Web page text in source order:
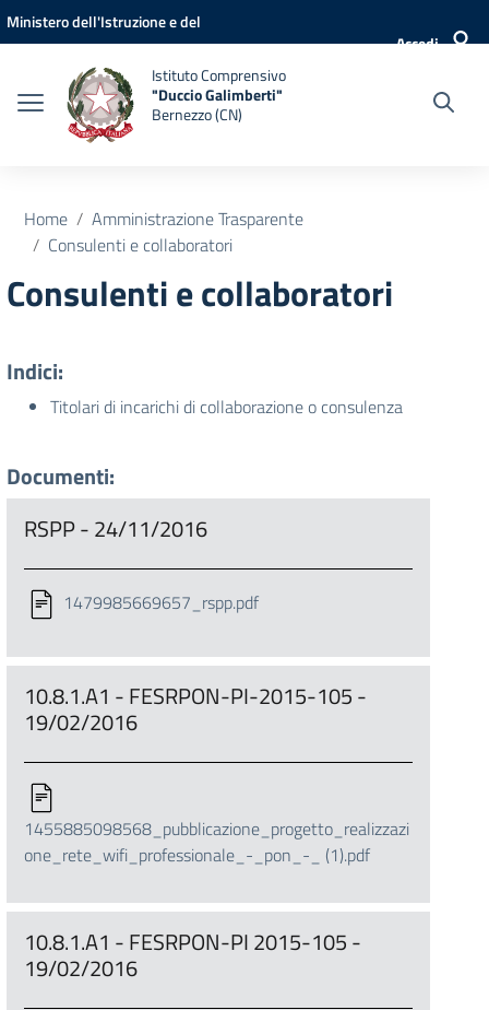
Vai ai contenuti
Vai al menu di navigazione
Vai al footer
Ministero dell'Istruzione e del
Accedi
Istituto Comprensivo
"Duccio Galimberti"
Bernezzo (CN)
Home
Amministrazione Trasparente
Consulenti e collaboratori
Consulenti e collaboratori
Indici:
Titolari di incarichi di collaborazione o consulenza
Documenti:
RSPP - 24/11/2016
1479985669657_rspp.pdf
10.8.1.A1 - FESRPON-PI-2015-105 -
19/02/2016
1455885098568_pubblicazione_progetto_realizzazi
one_rete_wifi_professionale_-_pon_-_ (1).pdf
10.8.1.A1 - FESRPON-PI 2015-105 -
19/02/2016